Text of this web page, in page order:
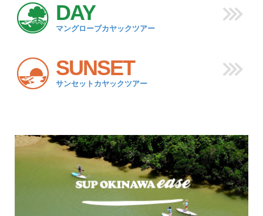
DAY
マングローブカヤックツアー
SUNSET
サンセットカヤックツアー